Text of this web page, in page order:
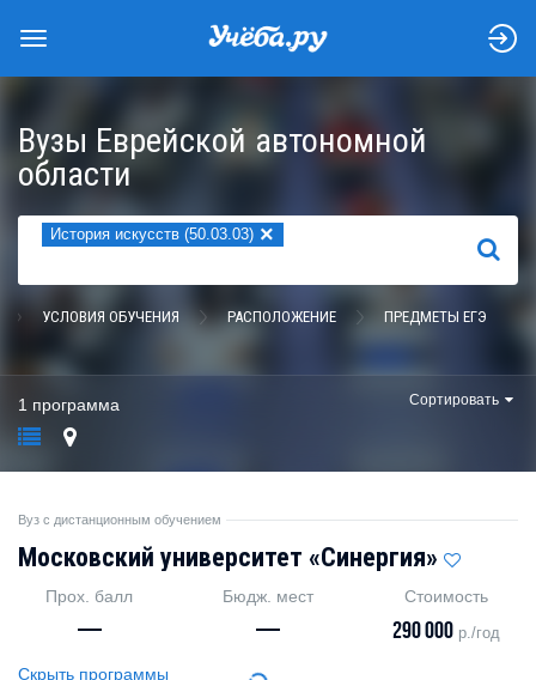
Вузы Еврейской автономной
области
История искусств (50.03.03) ×
НАЙТИ
УСЛОВИЯ ОБУЧЕНИЯ РАСПОЛОЖЕНИЕ ПРЕДМЕТЫ ЕГЭ
1 программа Сортировать
Вуз с дистанционным обучением
Московский университет «Синергия»
Прох. балл
—
Бюдж. мест
—
Стоимость
290 000 р./год
Скрыть программы